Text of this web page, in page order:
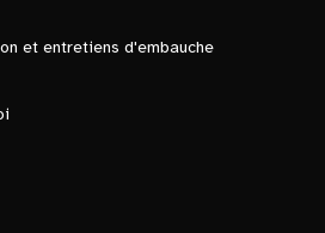
et entretiens d'embauche